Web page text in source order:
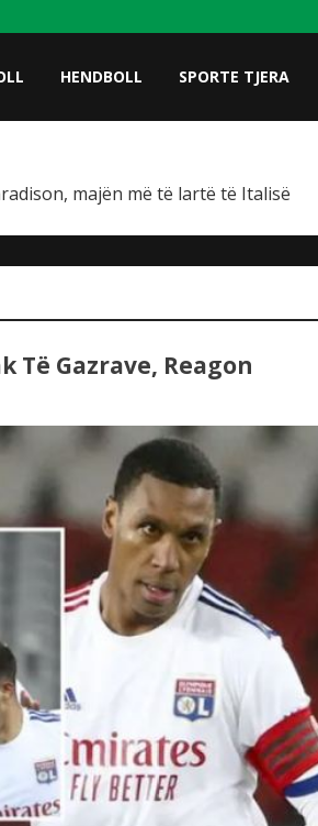
HENDBOLL SPORTE TJERA
majën më të lartë të Italisë
Të Gazrave, Reagon